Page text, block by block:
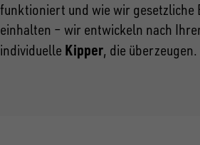
funktioniert und wie wir gesetzliche
einhalten – wir entwickeln nach
individuelle Kipper, die überzeugen.